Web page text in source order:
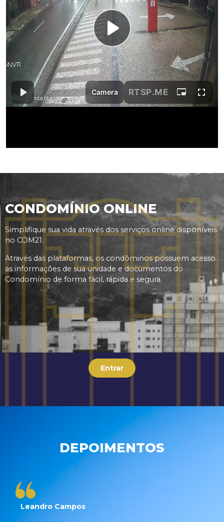
CONDOMÍNIO ONLINE
Simplifique sua vida através dos serviços online disponíveis
no COM21.
Através das plataformas, os condôminos possuem acesso
as informações de sua unidade e documentos do
Condomínio de forma fácil, rápida e segura.
Entrar
DEPOIMENTOS
Leandro Campos